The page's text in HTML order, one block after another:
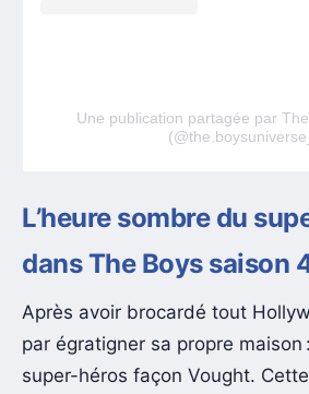
Une publication partagée par
L’heure sombre du
dans The Boys saison
Après avoir brocardé tout
par égratigner sa propre maison
super-héros façon Vought.